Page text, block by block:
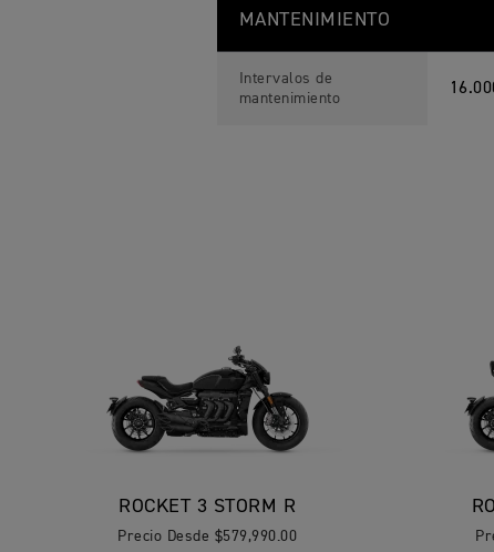
MANTENIMIENTO
Intervalos de
mantenimiento
ROCKET 3 STORM R
Precio Desde $579,990.00